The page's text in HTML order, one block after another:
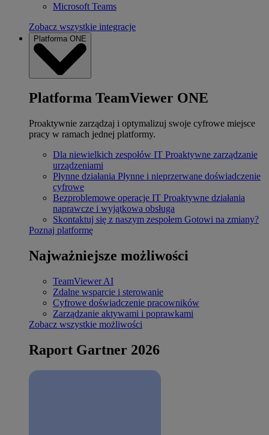
Microsoft Teams
Zobacz wszystkie integracje
Platforma ONE
Platforma TeamViewer ONE
Proaktywnie zarządzaj i optymalizuj swoje cyfrowe miejsce
pracy w ramach jednej platformy.
Dla niewielkich zespołów IT Proaktywne zarządzanie
urządzeniami
Płynne działania Płynne i nieprzerwane doświadczenie
cyfrowe
Bezproblemowe operacje IT Proaktywne działania
naprawcze i wyjątkowa obsługa
Skontaktuj się z naszym zespołem Gotowi na zmiany?
Poznaj platformę
Najważniejsze możliwości
TeamViewer AI
Zdalne wsparcie i sterowanie
Cyfrowe doświadczenie pracowników
Zarządzanie aktywami i poprawkami
Zobacz wszystkie możliwości
Raport Gartner 2026